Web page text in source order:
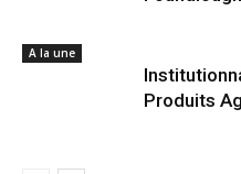
A la une
Produits